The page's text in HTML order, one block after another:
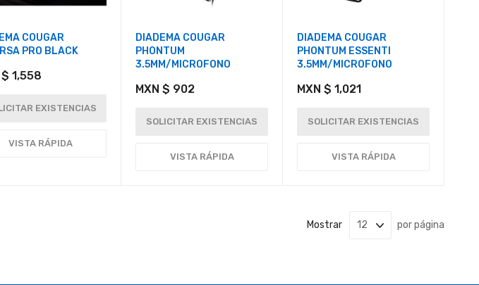
COUGAR
PRO BLACK
$ 1,558
EXISTENCIAS
VISTA RÁPIDA
DIADEMA COUGAR
PHONTUM
3.5MM/MICROFONO
MXN $ 902
SOLICITAR EXISTENCIAS
VISTA RÁPIDA
DIADEMA COUGAR
PHONTUM ESSENTI
3.5MM/MICROFONO
MXN $ 1,021
SOLICITAR EXISTENCIAS
VISTA RÁPIDA
Mostrar por página